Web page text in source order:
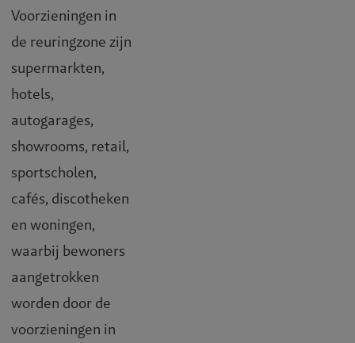
Voorzieningen in
de reuringzone zijn
supermarkten,
hotels,
autogarages,
showrooms, retail,
sportscholen,
cafés, discotheken
en woningen,
waarbij bewoners
aangetrokken
worden door de
voorzieningen in